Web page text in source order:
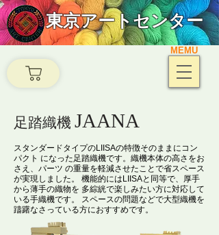
東京アートセンター
MEMU
足踏織機 JAANA
スタンダードタイプのLIISAの特徴そのままにコン
パクト になった足踏織機です。織機本体の高さをお
さえ、パーツ の重量を軽減させたことで省スペース
が実現しました。 機能的にはLIISAと同等で、厚手
から薄手の織物を 多綜絖で楽しみたい方に対応して
いる手織機です。 スペースの問題などで大型織機を
躊躇なさっている方におすすめです。